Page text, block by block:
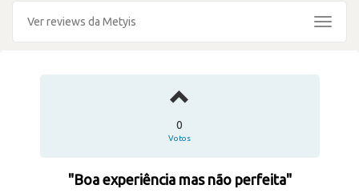
Ver reviews da Metyis
Toggle
0
Votos
"Boa experiência mas não perfeita"